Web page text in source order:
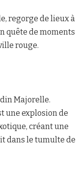
regorge de lieux à
quête de moments
rouge.
Majorelle.
une explosion de
créant une
dans le tumulte de